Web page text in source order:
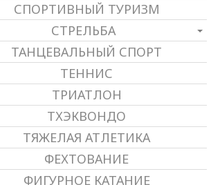
СПОРТИВНЫЙ ТУРИЗМ
СТРЕЛЬБА
ТАНЦЕВАЛЬНЫЙ СПОРТ
ТЕННИС
ТРИАТЛОН
ТХЭКВОНДО
ТЯЖЕЛАЯ АТЛЕТИКА
ФЕХТОВАНИЕ
ФИГУРНОЕ КАТАНИЕ